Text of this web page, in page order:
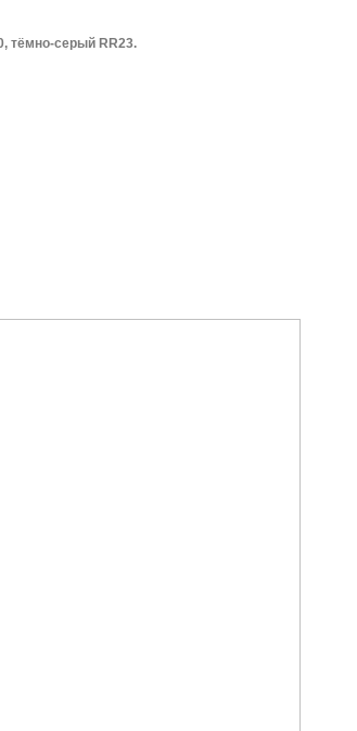
тёмно-серый RR23.